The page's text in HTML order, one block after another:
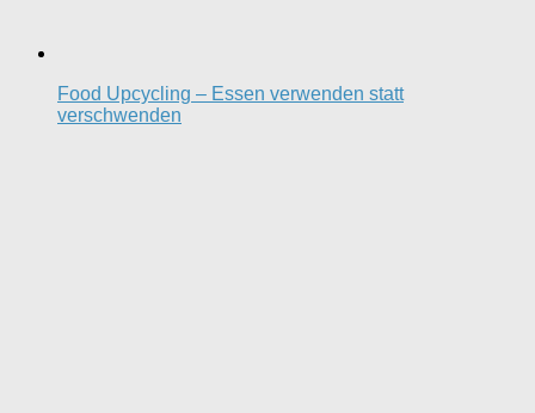
Food Upcycling – Essen verwenden statt
verschwenden